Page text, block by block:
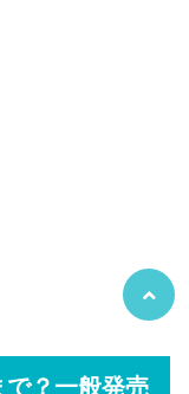
？一般発売